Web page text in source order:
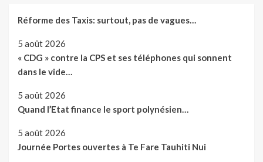
Réforme des Taxis: surtout, pas de vagues…
5 août 2026
« CDG » contre la CPS et ses téléphones qui sonnent
dans le vide…
5 août 2026
Quand l’Etat finance le sport polynésien…
5 août 2026
Journée Portes ouvertes à Te Fare Tauhiti Nui